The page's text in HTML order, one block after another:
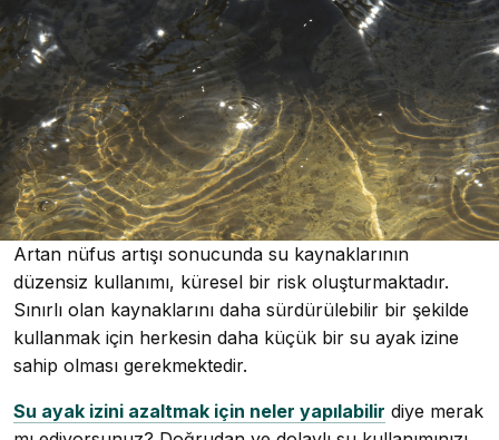
Artan nüfus artışı sonucunda su kaynaklarının
düzensiz kullanımı, küresel bir risk oluşturmaktadır.
Sınırlı olan kaynaklarını daha sürdürülebilir bir şekilde
kullanmak için herkesin daha küçük bir su ayak izine
sahip olması gerekmektedir.
Su ayak izini azaltmak için neler yapılabilir diye merak